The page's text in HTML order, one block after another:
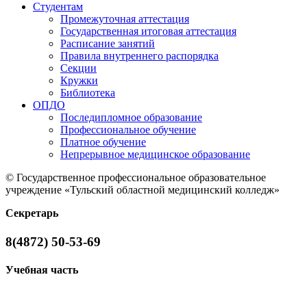
Студентам
Промежуточная аттестация
Государственная итоговая аттестация
Расписание занятий
Правила внутреннего распорядка
Секции
Кружки
Библиотека
ОПДО
Последипломное образование
Профессиональное обучение
Платное обучение
Непрерывное медицинское образование
© Государственное профессиональное образовательное
учреждение «Тульский областной медицинский колледж»
Секретарь
8(4872) 50-53-69
Учебная часть